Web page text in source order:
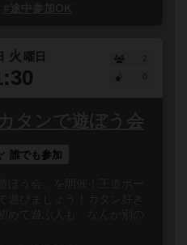
#途中参加OK
火 曜日
2
タンで遊ぼう会
誰でも参加
ぼう会」を開催！王道ボー
遊びましょう！カタン好き
めて遊ぶ人も、なんか別の